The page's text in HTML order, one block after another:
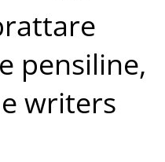
pensiline,
writers